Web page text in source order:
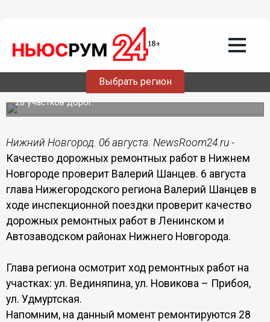
Выбрать регион
Качество дорожных ремонтных работ
в Нижнем Новгороде проверит
Валерий Шанцев
На данный момент в областном центре ремонтируются
28 участков дорог.
Нижний Новгород. 06 августа. NewsRoom24.ru -
Качество дорожных ремонтных работ в Нижнем
Новгороде проверит Валерий Шанцев. 6 августа
глава Нижегородского региона Валерий Шанцев в
ходе инспекционной поездки проверит качество
дорожных ремонтных работ в Ленинском и
Автозаводском районах Нижнего Новгорода.
Глава региона осмотрит ход ремонтных работ на
участках: ул. Вединяпина, ул. Новикова – Прибоя,
ул. Удмуртская.
Напомним, на данный момент ремонтируются 28